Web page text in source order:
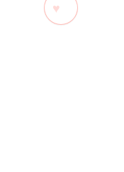
8.390,00 RSD.